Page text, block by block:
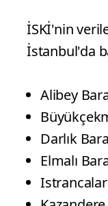
İSKİ'nin
İstanbul'da
Alibey
Darlık
Elmalı
Istrancalar